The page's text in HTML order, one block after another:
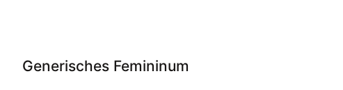
Generisches Femininum